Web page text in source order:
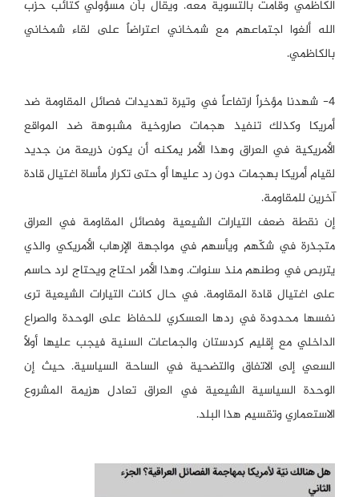
الكاظمي وقامت بالتسوية معه. ويقال بأن مسؤولي كتائب حزب
الله ألغوا اجتماعهم مع شمخاني اعتراضاً على لقاء شمخاني
بالكاظمي.
4- شهدنا مؤخراً ارتفاعاً في وتيرة تهديدات فصائل المقاومة ضد
أمريكا وكذلك تنفيذ هجمات صاروخية مشبوهة ضد المواقع
الأمريكية في العراق وهذا الأمر يمكنه أن يكون ذريعة من جديد
لقيام أمريكا بهجمات دون رد عليها أو حتى تكرار مأساة اغتيال قادة
آخرين للمقاومة.
إن نقطة ضعف التيارات الشيعية وفصائل المقاومة في العراق
متجذرة في شكّهم ويأسهم في مواجهة الإرهاب الأمريكي والذي
يتربص في وطنهم منذ سنوات. وهذا الأمر احتاج ويحتاج لرد حاسم
على اغتيال قادة المقاومة. في حال كانت التيارات الشيعية ترى
نفسها محدودة في ردها العسكري للحفاظ على الوحدة والصراع
الداخلي مع إقليم كردستان والجماعات السنية فيجب عليها أولاً
السعي إلى الاتفاق والتضحية في الساحة السياسية. حيث إن
الوحدة السياسية الشيعية في العراق تعادل هزيمة المشروع
الاستعماري وتقسيم هذا البلد.